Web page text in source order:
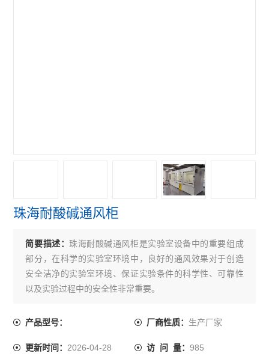
珠海耐酸碱通风柜
简要描述：珠海耐酸碱通风柜是实验室设备中的重要组成
部分，在科学的实验室环境中，良好的通风效果对于创造
安全洁净的实验室环境、保证实验条件的科学性、可靠性
以及实验过程中的安全性非常重要。
产品型号： 厂商性质： 生产厂家
更新时间：2026-04-28 访 问 量： 985